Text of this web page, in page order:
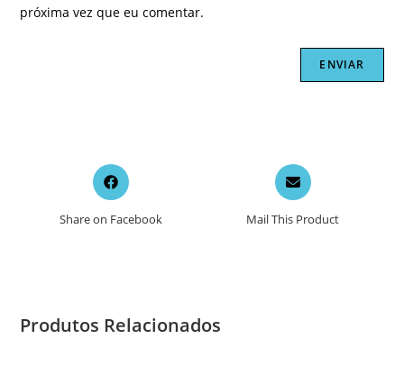
próxima vez que eu comentar.
Opens
in
new
Share on Facebook
Opens
in
a
new
Mail This Product
Produtos Relacionados